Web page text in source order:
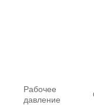
Рабочее
давление